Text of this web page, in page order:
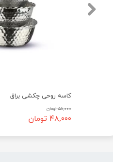
کاسه روحی چکشی براق
۵۵,۰۰۰ تومان
۴۸,۰۰۰ تومان